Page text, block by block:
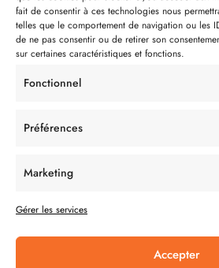
fait de consentir à ces technologies nous
telles que le comportement de navigation ou les
de ne pas consentir ou de retirer son
sur certaines caractéristiques et fonctions.
Fonctionnel
Préférences
Marketing
Gérer les services
Accepter
Partenaire de: